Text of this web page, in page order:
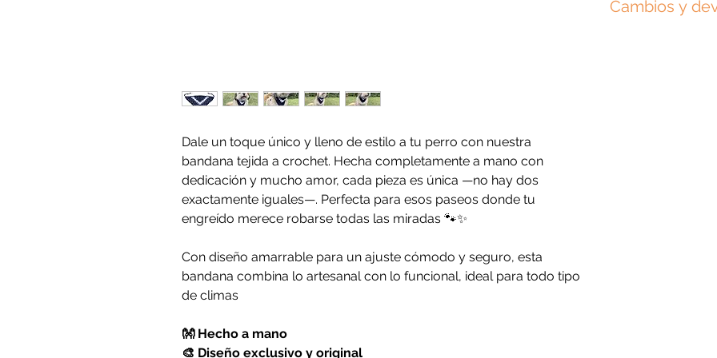
Dale un toque único y lleno de estilo a tu perro con nuestra
bandana tejida a crochet. Hecha completamente a mano con
dedicación y mucho amor, cada pieza es única —no hay dos
exactamente iguales—. Perfecta para esos paseos donde tu
engreído merece robarse todas las miradas 🐾✨
Con diseño amarrable para un ajuste cómodo y seguro, esta
bandana combina lo artesanal con lo funcional, ideal para todo tipo
de climas
👐 Hecho a mano
🎨 Diseño exclusivo y original
para mascotas XS
personalizadas para
Cambios y